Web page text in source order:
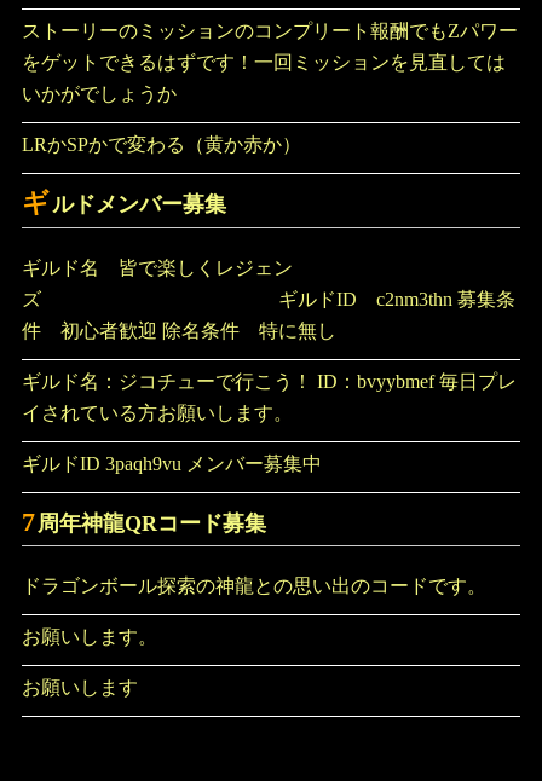
ストーリーのミッションのコンプリート報酬でもZパワー
をゲットできるはずです！一回ミッションを見直しては
いかがでしょうか
LRかSPかで変わる（黄か赤か）
ギ ルドメンバー募集
ギルド名 皆で楽しくレジェン
ズ ギルドID c2nm3thn 募集条
件 初心者歓迎 除名条件 特に無し
ギルド名：ジコチューで行こう！ ID：bvyybmef 毎日プレ
イされている方お願いします。
ギルドID 3paqh9vu メンバー募集中
7 周年神龍QRコード募集
ドラゴンボール探索の神龍との思い出のコードです。
お願いします。
お願いします